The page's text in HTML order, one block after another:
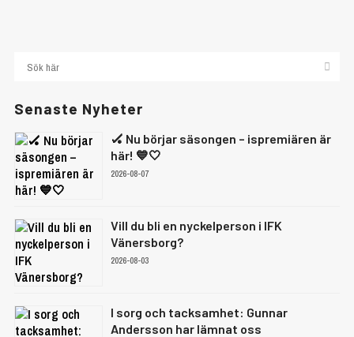
Senaste Nyheter
🏑 Nu börjar säsongen – ispremiären är
här! 💙🤍
2026-08-07
Vill du bli en nyckelperson i IFK
Vänersborg?
2026-08-03
I sorg och tacksamhet: Gunnar
Andersson har lämnat oss